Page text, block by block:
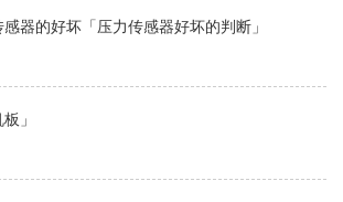
器的好坏「压力传感器好坏的判断」
」